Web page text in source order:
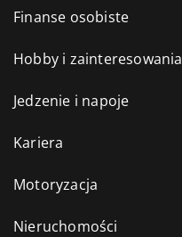
Finanse osobiste
Hobby i zainteresowania
Jedzenie i napoje
Kariera
Motoryzacja
Nieruchomości